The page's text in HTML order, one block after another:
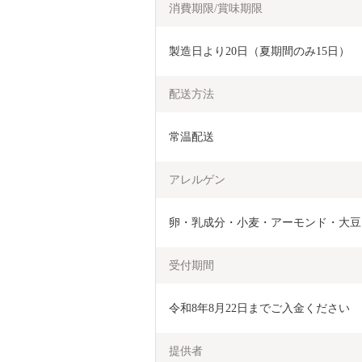
消費期限/賞味期限
製造日より20日（夏期間のみ15日）
配送方法
常温配送
アレルゲン
卵・乳成分・小麦・アーモンド・大
受付期間
提供者